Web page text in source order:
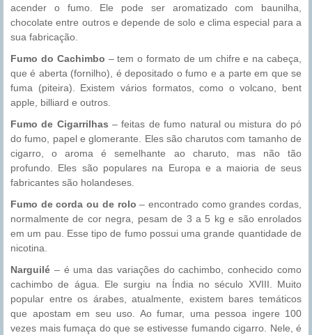
acender o fumo. Ele pode ser aromatizado com baunilha,
chocolate entre outros e depende de solo e clima especial para a
sua fabricação.
Fumo do Cachimbo – tem o formato de um chifre e na cabeça,
que é aberta (fornilho), é depositado o fumo e a parte em que se
fuma (piteira). Existem vários formatos, como o volcano, bent
apple, billiard e outros.
Fumo de Cigarrilhas – feitas de fumo natural ou mistura do pó
do fumo, papel e glomerante. Eles são charutos com tamanho de
cigarro, o aroma é semelhante ao charuto, mas não tão
profundo. Eles são populares na Europa e a maioria de seus
fabricantes são holandeses.
Fumo de corda ou de rolo – encontrado como grandes cordas,
normalmente de cor negra, pesam de 3 a 5 kg e são enrolados
em um pau. Esse tipo de fumo possui uma grande quantidade de
nicotina.
Narguilé – é uma das variações do cachimbo, conhecido como
cachimbo de água. Ele surgiu na Índia no século XVIII. Muito
popular entre os árabes, atualmente, existem bares temáticos
que apostam em seu uso. Ao fumar, uma pessoa ingere 100
vezes mais fumaça do que se estivesse fumando cigarro. Nele, é